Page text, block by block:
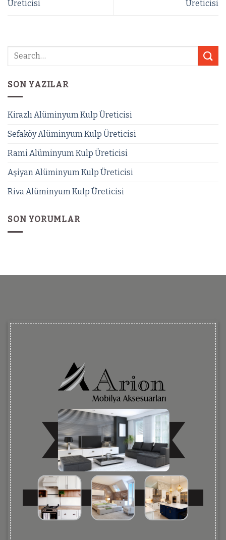
Üreticisi Üreticisi
SON YAZILAR
Kirazlı Alüminyum Kulp Üreticisi
Sefaköy Alüminyum Kulp Üreticisi
Rami Alüminyum Kulp Üreticisi
Aşiyan Alüminyum Kulp Üreticisi
Riva Alüminyum Kulp Üreticisi
SON YORUMLAR